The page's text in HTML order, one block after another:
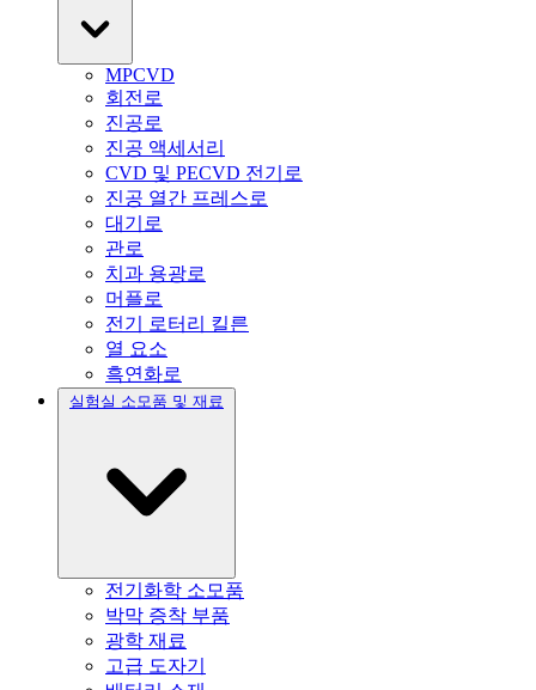
MPCVD
회전로
진공로
진공 액세서리
CVD 및 PECVD 전기로
진공 열간 프레스로
대기로
관로
치과 용광로
머플로
전기 로터리 킬른
열 요소
흑연화로
실험실 소모품 및 재료
전기화학 소모품
박막 증착 부품
광학 재료
고급 도자기